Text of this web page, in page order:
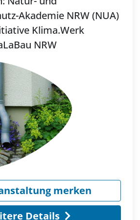
Akademie NRW (NUA)
Klima.Werk
NRW
merken
Details